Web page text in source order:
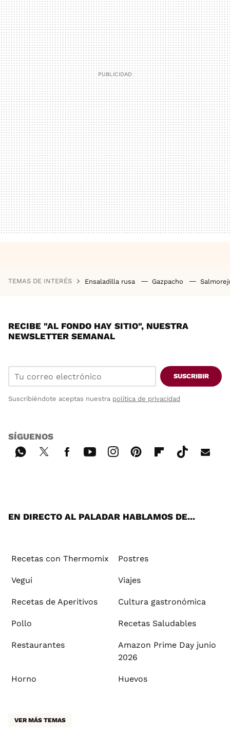
TEMAS DE INTERÉS Ensaladilla rusa Gazpacho
RECIBE "AL FONDO HAY SITIO", NUESTRA
NEWSLETTER SEMANAL
SUSCRIBIR
Suscribiéndote aceptas nuestra política de privacidad
SÍGUENOS
EN DIRECTO AL PALADAR HABLAMOS DE...
Recetas con Thermomix Postres
Vegui Viajes
Recetas de Aperitivos Cultura gastronómica
Pollo Recetas Saludables
Restaurantes
Amazon Prime Day junio
2026
Horno Huevos
VER MÁS TEMAS